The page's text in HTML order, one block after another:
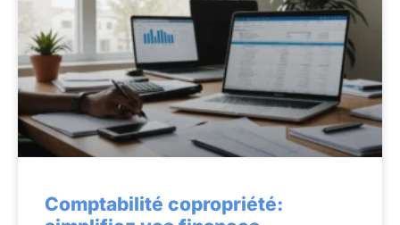
Comptabilité copropriété: